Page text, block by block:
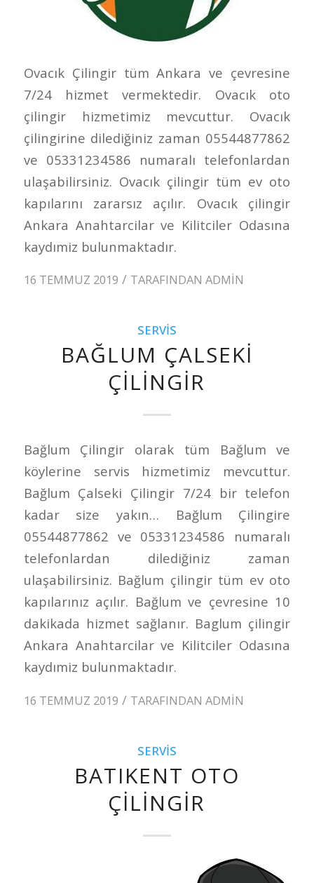
Ovacık Çilingir tüm Ankara ve çevresine
7/24 hizmet vermektedir. Ovacık oto
çilingir hizmetimiz mevcuttur. Ovacık
çilingirine dilediğiniz zaman 05544877862
ve 05331234586 numaralı telefonlardan
ulaşabilirsiniz. Ovacık çilingir tüm ev oto
kapılarını zararsız açılır. Ovacık çilingir
Ankara Anahtarcilar ve Kilitciler Odasına
kaydımiz bulunmaktadır.
16 TEMMUZ 2019 / TARAFINDAN ADMIN
SERVIS
BAĞLUM ÇALSEKI
ÇILINGIR
Bağlum Çilingir olarak tüm Bağlum ve
köylerine servis hizmetimiz mevcuttur.
Bağlum Çalseki Çilingir 7/24 bir telefon
kadar size yakın… Bağlum Çilingire
05544877862 ve 05331234586 numaralı
telefonlardan dilediğiniz zaman
ulaşabilirsiniz. Bağlum çilingir tüm ev oto
kapılarınız açılır. Bağlum ve çevresine 10
dakikada hizmet sağlanır. Baglum çilingir
Ankara Anahtarcilar ve Kilitciler Odasına
kaydımiz bulunmaktadır.
16 TEMMUZ 2019 / TARAFINDAN ADMIN
SERVIS
BATIKENT OTO
ÇILINGIR